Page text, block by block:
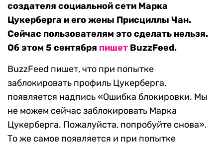
создателя социальной сети Марка
Цукерберга и его жены Присциллы Чан.
Сейчас пользователям это сделать нельзя.
Об этом 5 сентября пишет BuzzFeed.
BuzzFeed пишет, что при попытке
заблокировать профиль Цукерберга,
появляется надпись «Ошибка блокировки. Мы
не можем сейчас заблокировать Марка
Цукерберга. Пожалуйста, попробуйте снова».
То же самое появляется и при попытке